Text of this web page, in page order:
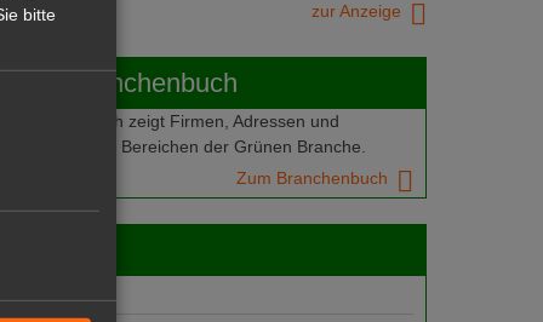
zur Anzeige
Branchenbuch
Branchenbuch zeigt Firmen, Adressen und
aus allen Bereichen der Grünen Branche.
Zum Branchenbuch
bitte